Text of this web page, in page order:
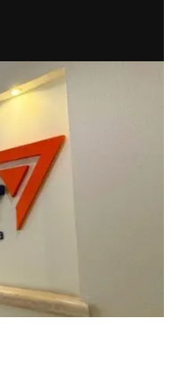
multa
y Vector